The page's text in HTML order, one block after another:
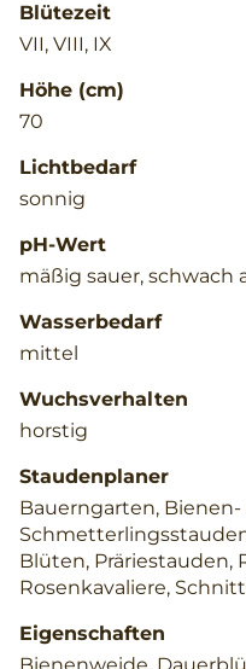
Blütezeit
VII, VIII, IX
Höhe (cm)
70
Lichtbedarf
sonnig
pH-Wert
mäßig sauer, schwach
Wasserbedarf
mittel
Wuchsverhalten
horstig
Staudenplaner
Bauerngarten,
Blüten, Präriestauden,
Rosenkavaliere,
Eigenschaften